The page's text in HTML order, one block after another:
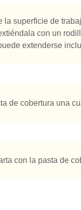
la superficie de
con un
extenderse
de cobertura una
con la pasta de